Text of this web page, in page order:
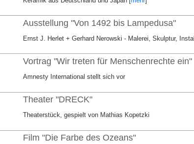
Ausstellung "Von 1492 bis Lampedusa"
Ernst J. Herlet + Gerhard Nerowski - Malerei, Skulptur,
Vortrag "Wir treten für Menschenrechte ein"
Amnesty International stellt sich vor
Theater "DRECK"
Theaterstück, gespielt von Mathias Kopetzki
Film "Die Farbe des Ozeans"